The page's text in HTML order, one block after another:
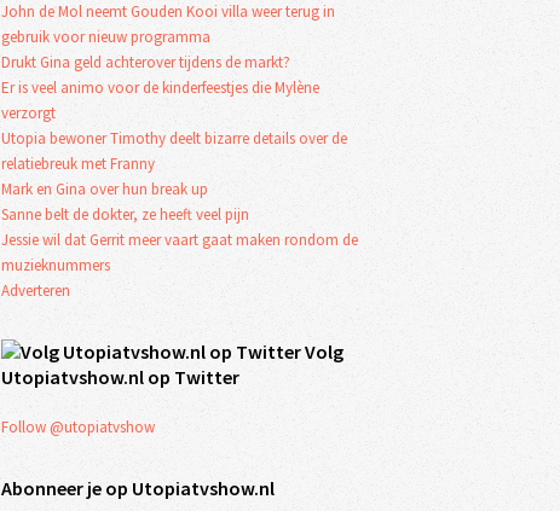
John de Mol neemt Gouden Kooi villa weer terug in
gebruik voor nieuw programma
Drukt Gina geld achterover tijdens de markt?
Er is veel animo voor de kinderfeestjes die Mylène
verzorgt
Utopia bewoner Timothy deelt bizarre details over de
relatiebreuk met Franny
Mark en Gina over hun break up
Sanne belt de dokter, ze heeft veel pijn
Jessie wil dat Gerrit meer vaart gaat maken rondom de
muzieknummers
Adverteren
Volg
Utopiatvshow.nl op Twitter
Follow @utopiatvshow
Abonneer je op Utopiatvshow.nl